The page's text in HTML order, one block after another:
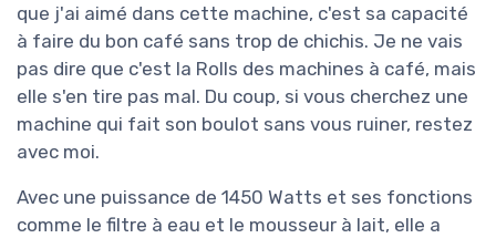
que j'ai aimé dans cette machine, c'est sa capacité
à faire du bon café sans trop de chichis. Je ne vais
pas dire que c'est la Rolls des machines à café, mais
elle s'en tire pas mal. Du coup, si vous cherchez une
machine qui fait son boulot sans vous ruiner, restez
avec moi.
Avec une puissance de 1450 Watts et ses fonctions
comme le filtre à eau et le mousseur à lait, elle a